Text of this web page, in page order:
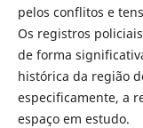
pelos conflitos e
Os registros
de forma
histórica da região
especificamente, a
espaço em estudo.